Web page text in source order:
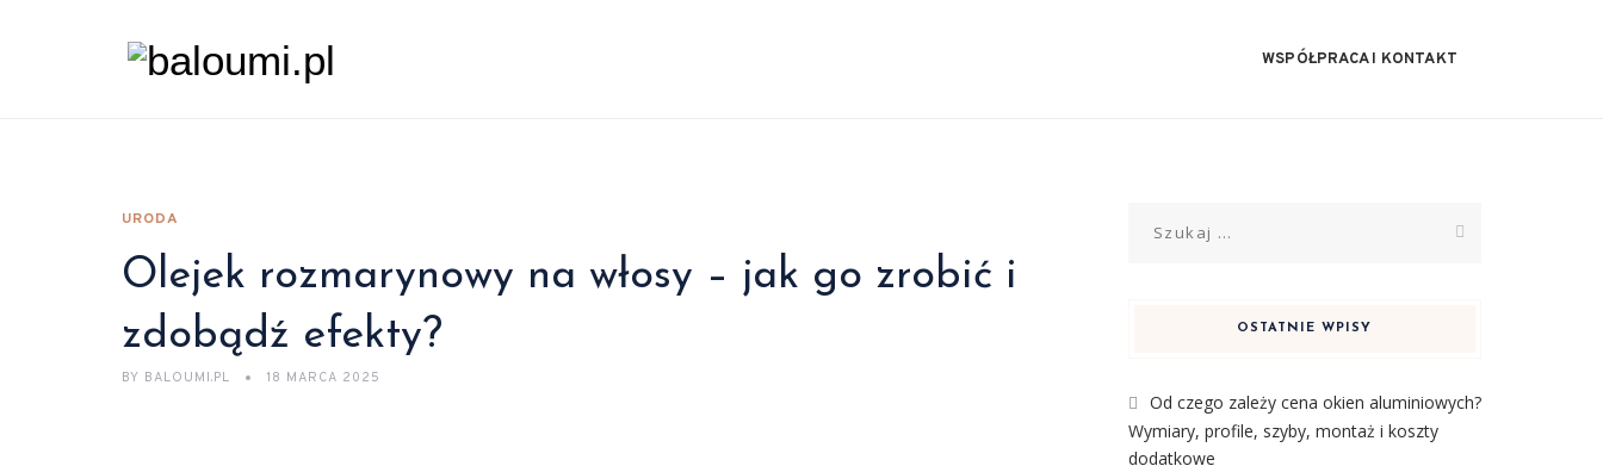
WSPÓŁPRACA I KONTAKT
URODA
Olejek rozmarynowy na włosy – jak go zrobić i
zdobądź efekty?
BY BALOUMI.PL 18 MARCA 2025
OSTATNIE WPISY
Od czego zależy cena okien aluminiowych?
Wymiary, profile, szyby, montaż i koszty
dodatkowe